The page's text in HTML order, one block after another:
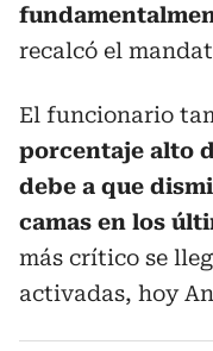
recalcó el
El funcionario
porcentaje alto
debe a que
camas en los
más crítico se
activadas, hoy